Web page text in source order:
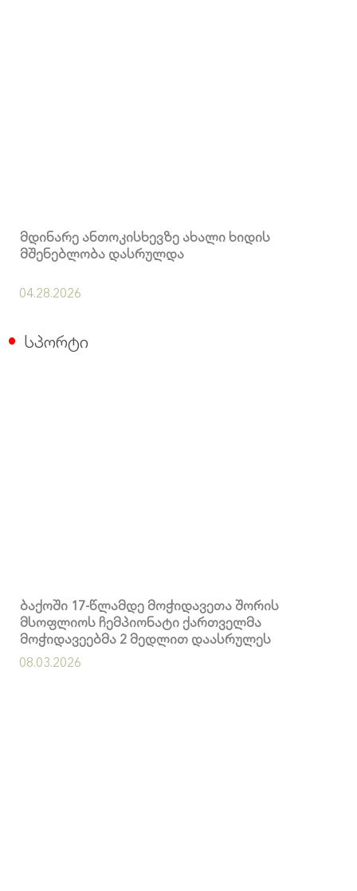
მდინარე ანთოკისხევზე ახალი ხიდის
მშენებლობა დასრულდა
04.28.2026
სპორტი
ბაქოში 17-წლამდე მოჭიდავეთა შორის
მსოფლიოს ჩემპიონატი ქართველმა
მოჭიდავეებმა 2 მედლით დაასრულეს
08.03.2026